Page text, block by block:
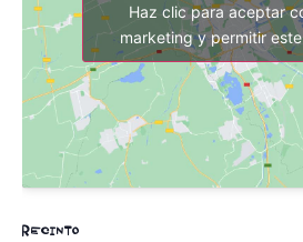
RECINTO
Haz clic para aceptar
marketing y permitir